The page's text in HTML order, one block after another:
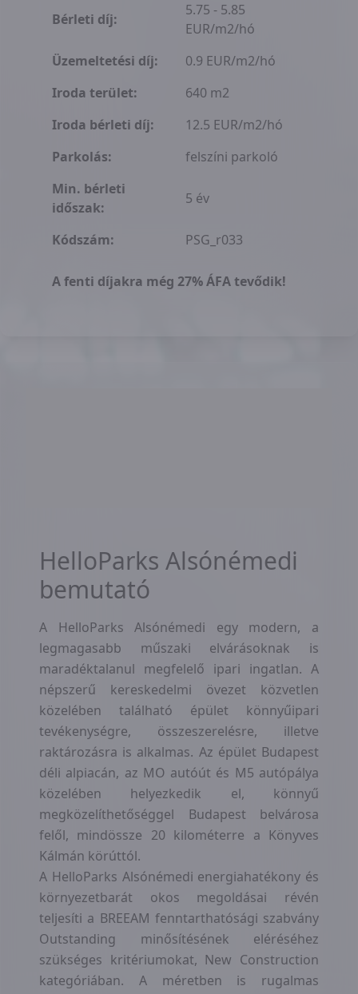
Bérleti díj:
5.75 - 5.85
EUR/m2/hó
Üzemeltetési díj:
0.9 EUR/m2/hó
Iroda terület:
640 m2
Iroda bérleti díj:
12.5 EUR/m2/hó
Parkolás:
felszíni parkoló
Min. bérleti
időszak:
5 év
Kódszám: PSG_r033
A fenti díjakra még 27% ÁFA tevődik!
HelloParks Alsónémedi
bemutató
A HelloParks Alsónémedi egy modern, a
legmagasabb műszaki elvárásoknak is
maradéktalanul megfelelő ipari ingatlan. A
népszerű kereskedelmi övezet közvetlen
közelében található épület könnyűipari
tevékenységre, összeszerelésre, illetve
raktározásra is alkalmas. Az épület Budapest
déli alpiacán, az MO autóút és M5 autópálya
közelében helyezkedik el, könnyű
megközelíthetőséggel Budapest belvárosa
felől, mindössze 20 kilométerre a Könyves
Kálmán körúttól.
A HelloParks Alsónémedi energiahatékony és
környezetbarát okos megoldásai révén
teljesíti a BREEAM fenntarthatósági szabvány
Outstanding minősítésének eléréséhez
szükséges kritériumokat, New Construction
kategóriában. A méretben is rugalmas